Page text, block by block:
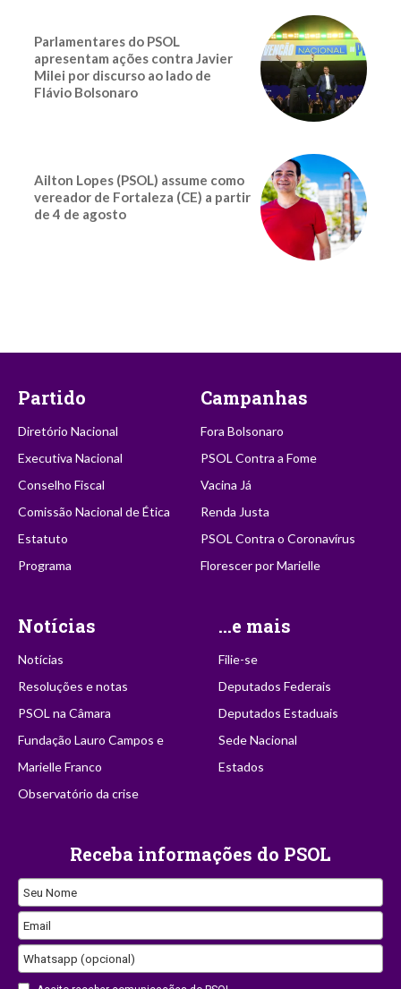
Parlamentares do PSOL
apresentam ações contra Javier
Milei por discurso ao lado de
Flávio Bolsonaro
Ailton Lopes (PSOL) assume como
vereador de Fortaleza (CE) a partir
de 4 de agosto
Partido
Diretório Nacional
Executiva Nacional
Conselho Fiscal
Comissão Nacional de Ética
Estatuto
Programa
Campanhas
Fora Bolsonaro
PSOL Contra a Fome
Vacina Já
Renda Justa
PSOL Contra o Coronavírus
Florescer por Marielle
Notícias
Notícias
Resoluções e notas
PSOL na Câmara
Fundação Lauro Campos e
Marielle Franco
Observatório da crise
...e mais
Filie-se
Deputados Federais
Deputados Estaduais
Sede Nacional
Estados
Receba informações do PSOL
Seu Nome
Email
Company
Name
Whatsapp (opcional)